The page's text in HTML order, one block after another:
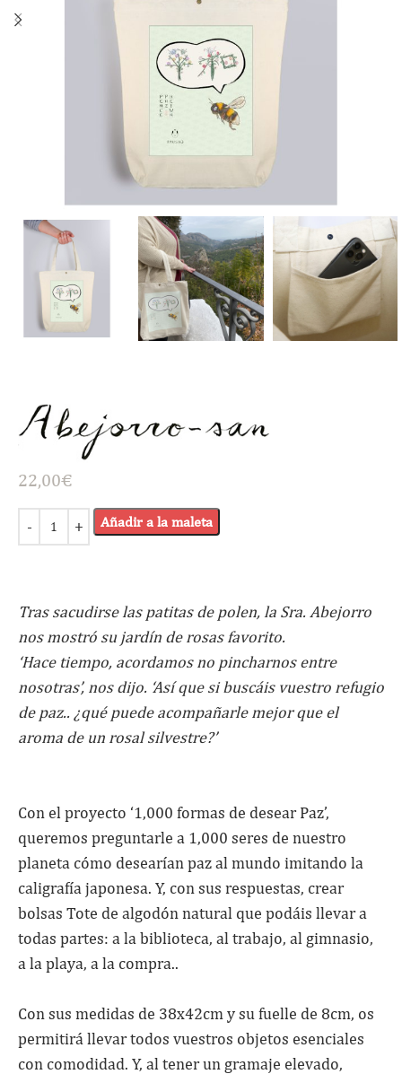
22,00€
Añadir a la maleta
Tras sacudirse las patitas de polen, la Sra. Abejorro
nos mostró su jardín de rosas favorito.
‘Hace tiempo, acordamos no pincharnos entre
nosotras’, nos dijo. ‘Así que si buscáis vuestro refugio
de paz.. ¿qué puede acompañarle mejor que el
aroma de un rosal silvestre?’
Con el proyecto ‘1,000 formas de desear Paz’,
queremos preguntarle a 1,000 seres de nuestro
planeta cómo desearían paz al mundo imitando la
caligrafía japonesa. Y, con sus respuestas, crear
bolsas Tote de algodón natural que podáis llevar a
todas partes: a la biblioteca, al trabajo, al gimnasio,
a la playa, a la compra..
Con sus medidas de 38x42cm y su fuelle de 8cm, os
permitirá llevar todos vuestros objetos esenciales
con comodidad. Y, al tener un gramaje elevado,